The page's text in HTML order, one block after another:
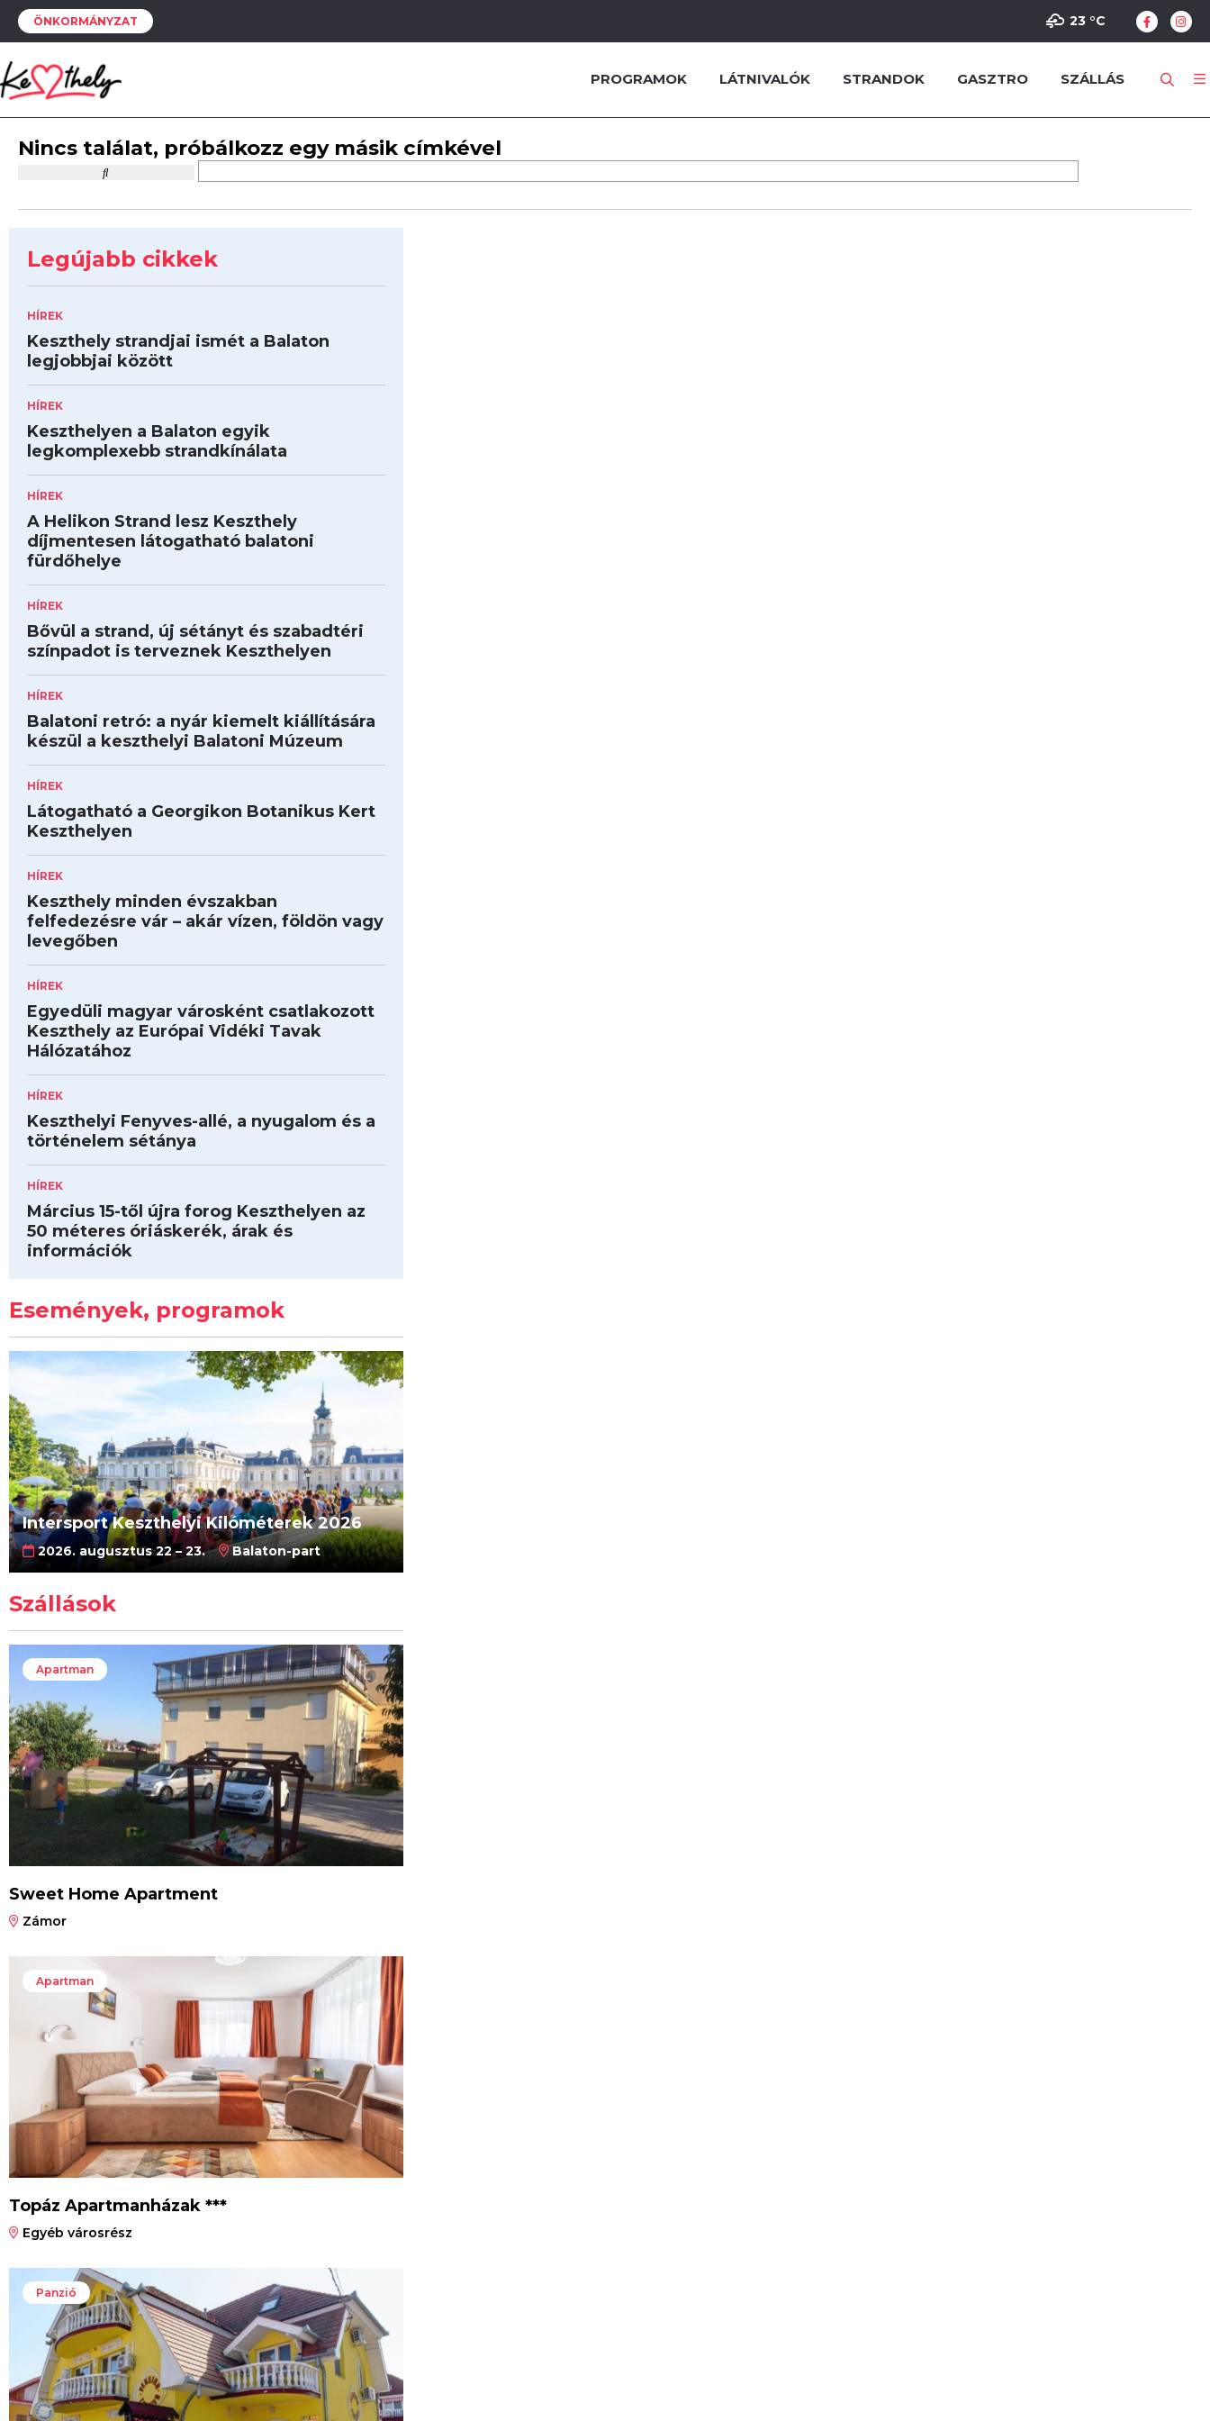
ÖNKORMÁNYZAT 23 °C
PROGRAMOK LÁTNIVALÓK STRANDOK GASZTRO SZÁLLÁS
Nincs találat, próbálkozz egy másik címkével
Legújabb cikkek
HÍREK
Keszthely strandjai ismét a Balaton
legjobbjai között
HÍREK
Keszthelyen a Balaton egyik
legkomplexebb strandkínálata
HÍREK
A Helikon Strand lesz Keszthely
díjmentesen látogatható balatoni
fürdőhelye
HÍREK
Bővül a strand, új sétányt és szabadtéri
színpadot is terveznek Keszthelyen
HÍREK
Balatoni retró: a nyár kiemelt kiállítására
készül a keszthelyi Balatoni Múzeum
HÍREK
Látogatható a Georgikon Botanikus Kert
Keszthelyen
HÍREK
Keszthely minden évszakban
felfedezésre vár – akár vízen, földön vagy
levegőben
HÍREK
Egyedüli magyar városként csatlakozott
Keszthely az Európai Vidéki Tavak
Hálózatához
HÍREK
Keszthelyi Fenyves-allé, a nyugalom és a
történelem sétánya
HÍREK
Március 15-től újra forog Keszthelyen az
50 méteres óriáskerék, árak és
információk
Események, programok
Intersport Keszthelyi Kilóméterek 2026
2026. augusztus 22 – 23. Balaton-part
Szállások
Apartman
Sweet Home Apartment
Zámor
Apartman
Topáz Apartmanházak ***
Egyéb városrész
Panzió